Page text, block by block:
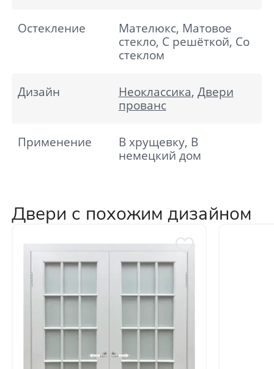
Остекление
Мателюкс, Матовое
стекло, С решёткой, Со
стеклом
Дизайн Неоклассика, Двери
прованс
Применение
В хрущевку, В
немецкий дом
Двери с похожим дизайном